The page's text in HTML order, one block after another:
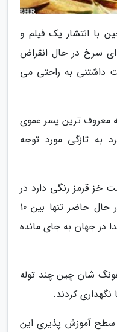
با انتشار یک فیلم و
سرخ در حال انقراض
داشتنی به راحتی می
معروف ترین پسر عموی
به تازگی مورد توجه
خز قرمز رنگی دارد در
حال انقراض است به طوری که در حال حاضر تنها بین 10
پاندا در جهان به جای مانده
شان چین چند توله
نگهداری کردند.
سطح آموزش پذیری این